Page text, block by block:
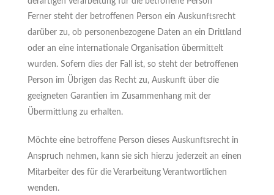
Ferner steht der betroffenen Person ein Auskunftsrecht
darüber zu, ob personenbezogene Daten an ein Drittland
oder an eine internationale Organisation übermittelt
wurden. Sofern dies der Fall ist, so steht der betroffenen
Person im Übrigen das Recht zu, Auskunft über die
geeigneten Garantien im Zusammenhang mit der
Übermittlung zu erhalten.
Möchte eine betroffene Person dieses Auskunftsrecht in
Anspruch nehmen, kann sie sich hierzu jederzeit an einen
Mitarbeiter des für die Verarbeitung Verantwortlichen
wenden.